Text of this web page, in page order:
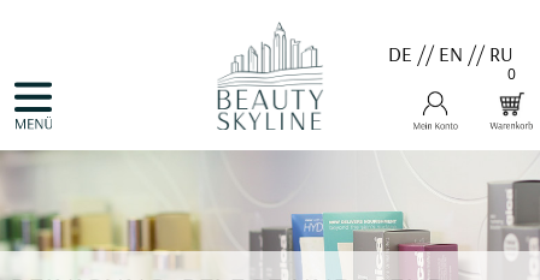
DE //EN //RU
0
NAVIGATION
VALMONT
MENARD
MEDER
COSNOBELL